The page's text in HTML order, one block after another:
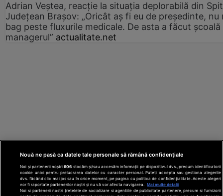
Adrian Veștea, reacție la situația deplorabilă din
Județean Brașov: „Oricât aș fi eu de președinte, nu
bag peste fluxurile medicale. De asta a făcut școală
managerul” actualitate.net
Nouă ne pasă ca datele tale personale să rămână confidențiale
Noi și partenerii noștri606 stocăm și/sau accesăm informații pe dispozitivul dvs., precum identificatorii
cookie unici pentru prelucrarea datelor cu caracter personal. Puteți accepta sau gestiona alegerile
dvs. făcând clic mai jos sau în orice moment, pe pagina cu politica de confidențialitate. Aceste alegeri
vor fi raportate partenerilor noștri și nu vă vor afecta navigarea.
Mai multe detalii
Noi si partenerii nostri (retelele de socializare si agentiile de publicitate partenere, precum si furnizorii